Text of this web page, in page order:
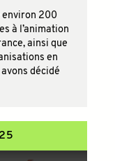
environ 200
à l’animation
ainsi que
en
décidé